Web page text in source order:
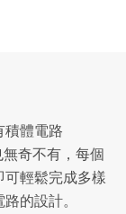
積體電路
無奇不有，每個
輕鬆完成多樣
的設計。